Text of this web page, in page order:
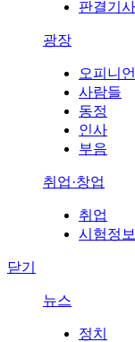
판결기사
광장
오피니언
사람들
동정
인사
부음
취업·창업
취업
시험정보
닫기
뉴스
정치